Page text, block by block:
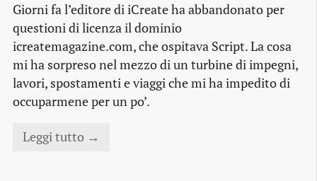
Giorni fa l’editore di iCreate ha abbandonato per
questioni di licenza il dominio
icreatemagazine.com, che ospitava Script. La cosa
mi ha sorpreso nel mezzo di un turbine di impegni,
lavori, spostamenti e viaggi che mi ha impedito di
occuparmene per un po’.
Leggi tutto →